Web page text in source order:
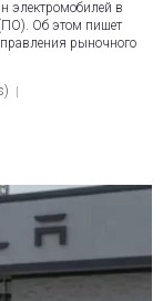
электромобилей в
Об этом пишет
рыночного
)